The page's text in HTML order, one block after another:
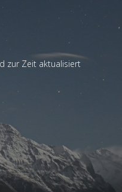
zur Zeit aktualisiert